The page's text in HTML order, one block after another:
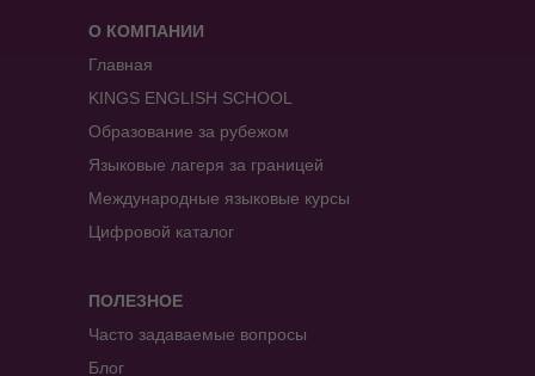
О КОМПАНИИ
Главная
KINGS ENGLISH SCHOOL
Образование за рубежом
Языковые лагеря за границей
Международные языковые курсы
Цифровой каталог
ПОЛЕЗНОЕ
Часто задаваемые вопросы
Блог